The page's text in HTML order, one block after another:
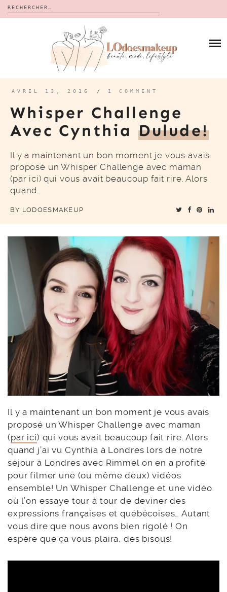
Rechercher :
CALENDRIERS DE L’AVENT
BON PLAN
À PROPOS
CONTACT
AVRIL 13, 2016 / 1 COMMENT
Whisper Challenge
Avec Cynthia Dulude!
Il y a maintenant un bon moment je vous avais
proposé un Whisper Challenge avec maman
(par ici) qui vous avait beaucoup fait rire. Alors
quand…
BY LODOESMAKEUP
Il y a maintenant un bon moment je vous avais
proposé un Whisper Challenge avec maman
(par ici) qui vous avait beaucoup fait rire. Alors
quand j’ai vu Cynthia à Londres lors de notre
séjour à Londres avec Rimmel on en a profité
pour filmer une (ou même deux) vidéos
ensemble! Un Whisper Challenge et une vidéo
où l’on essaye tour à tour de deviner des
expressions françaises et québécoises… Autant
vous dire que nous avons bien rigolé ! On
espère que ça vous plaira, des bisous!